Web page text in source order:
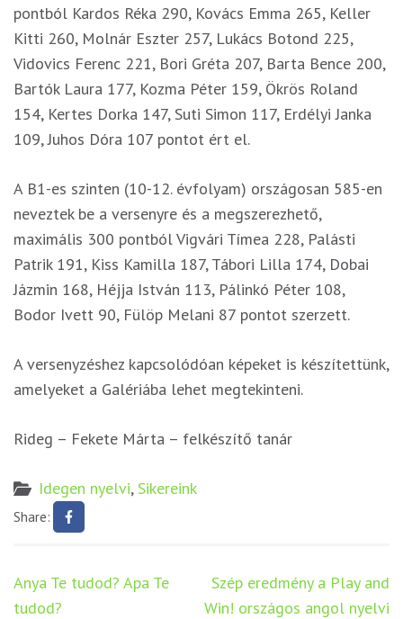
pontból Kardos Réka 290, Kovács Emma 265, Keller
Kitti 260, Molnár Eszter 257, Lukács Botond 225,
Vidovics Ferenc 221, Bori Gréta 207, Barta Bence 200,
Bartók Laura 177, Kozma Péter 159, Ökrös Roland
154, Kertes Dorka 147, Suti Simon 117, Erdélyi Janka
109, Juhos Dóra 107 pontot ért el.
A B1-es szinten (10-12. évfolyam) országosan 585-en
neveztek be a versenyre és a megszerezhető,
maximális 300 pontból Vigvári Tímea 228, Palásti
Patrik 191, Kiss Kamilla 187, Tábori Lilla 174, Dobai
Jázmin 168, Héjja István 113, Pálinkó Péter 108,
Bodor Ivett 90, Fülöp Melani 87 pontot szerzett.
A versenyzéshez kapcsolódóan képeket is készítettünk,
amelyeket a Galériába lehet megtekinteni.
Rideg – Fekete Márta – felkészítő tanár
Idegen nyelvi, Sikereink
Share:
Bejegyzés
navigáció
Anya Te tudod? Apa Te
tudod?
Szép eredmény a Play and
Win! országos angol nyelvi